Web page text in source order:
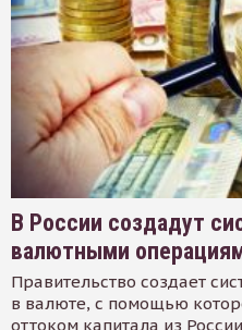
В России создадут
валютными
Правительство создает
в валюте, с помощью
оттоком капитала из